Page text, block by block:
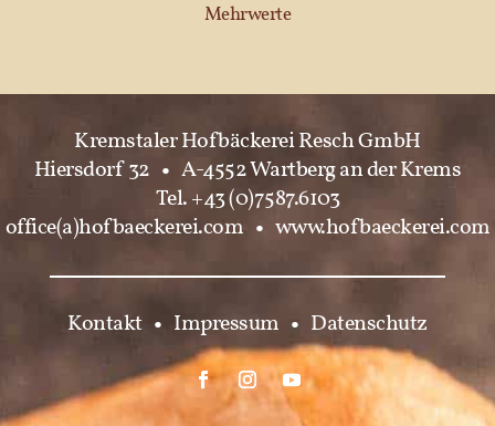
Mehrwerte
Kremstaler Hofbäckerei Resch GmbH
Hiersdorf 32 • A-4552 Wartberg an der Krems
Tel. +43 (0)7587.6103
office(a)hofbaeckerei.com • www.hofbaeckerei.com
Kontakt • Impressum • Datenschutz